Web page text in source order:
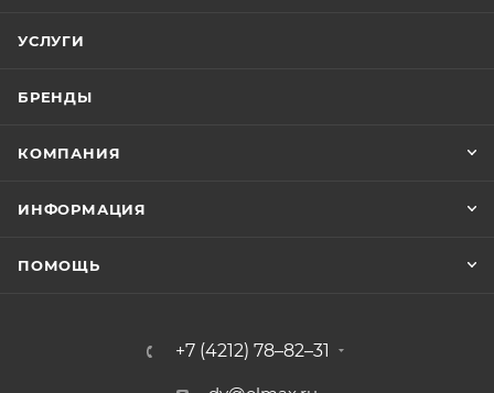
УСЛУГИ
БРЕНДЫ
КОМПАНИЯ
ИНФОРМАЦИЯ
ПОМОЩЬ
+7 (4212) 78–82–31